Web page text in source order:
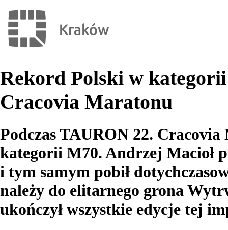
Rekord Polski w
Cracovia Maratonu
Podczas TAURON 22.
kategorii M70. Andrzej Macioł
i tym samym pobił
należy do elitarnego grona
ukończył wszystkie edycje tej